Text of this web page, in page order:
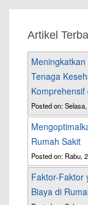
Artikel
Tenaga
Posted on:
Rumah Sakit
Posted on: Rabu,
Faktor-Faktor
Biaya di